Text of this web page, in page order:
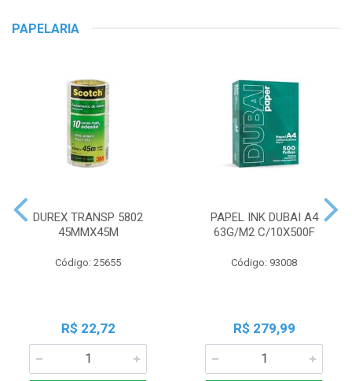
PAPELARIA
DUREX TRANSP 5802
45MMX45M
Código: 25655
R$ 22,72
PAPEL INK DUBAI A4
63G/M2 C/10X500F
Código: 93008
R$ 279,99